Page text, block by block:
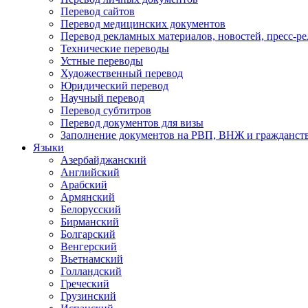
Перевод сайтов
Перевод медицинских документов
Перевод рекламных материалов, новостей, пресс-
Технические переводы
Устные переводы
Художественный перевод
Юридический перевод
Научный перевод
Перевод субтитров
Перевод документов для визы
Заполнение документов на РВП, ВНЖ и
Языки
Азербайджанский
Английский
Арабский
Армянский
Белорусский
Бирманский
Болгарский
Венгерский
Вьетнамский
Голландский
Греческий
Грузинский